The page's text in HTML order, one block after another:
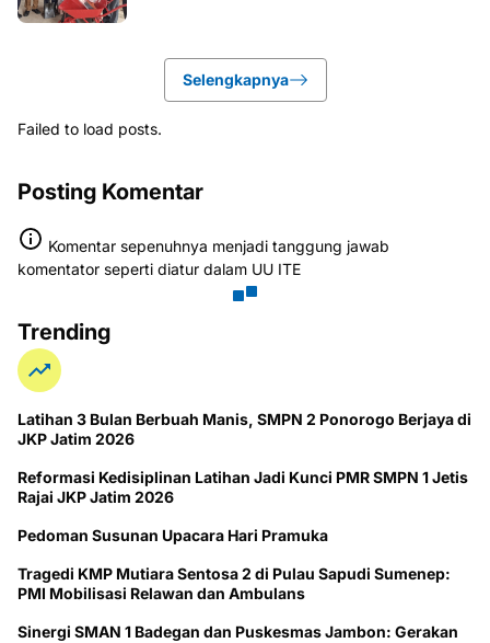
Selengkapnya
Failed to load posts.
Posting Komentar
Komentar sepenuhnya menjadi tanggung jawab
komentator seperti diatur dalam UU ITE
Trending
Latihan 3 Bulan Berbuah Manis, SMPN 2 Ponorogo Berjaya di
JKP Jatim 2026
Reformasi Kedisiplinan Latihan Jadi Kunci PMR SMPN 1 Jetis
Rajai JKP Jatim 2026
Pedoman Susunan Upacara Hari Pramuka
Tragedi KMP Mutiara Sentosa 2 di Pulau Sapudi Sumenep:
PMI Mobilisasi Relawan dan Ambulans
Sinergi SMAN 1 Badegan dan Puskesmas Jambon: Gerakan